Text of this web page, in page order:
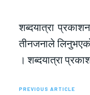
शब्दयात्रा
तीनजनाले
। शब्दयात्रा
PREVIOUS ARTICLE